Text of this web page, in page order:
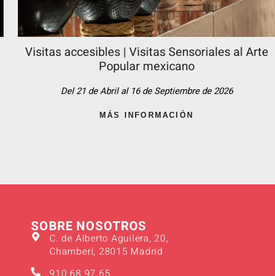
Visitas accesibles | Visitas Sensoriales al Arte
Popular mexicano
Del 21 de Abril al 16 de Septiembre de 2026
MÁS INFORMACIÓN
SOBRE NOSOTROS
C. de Alberto Aguilera, 20,
Chamberí, 28015 Madrid